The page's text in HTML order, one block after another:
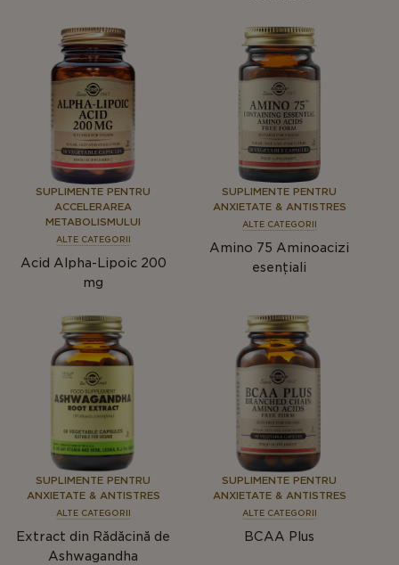
SUPLIMENTE PENTRU
ACCELERAREA
METABOLISMULUI
ALTE CATEGORII
Acid Alpha-Lipoic 200
mg
SUPLIMENTE PENTRU
ANXIETATE & ANTISTRES
ALTE CATEGORII
Amino 75 Aminoacizi
esențiali
SUPLIMENTE PENTRU
ANXIETATE & ANTISTRES
ALTE CATEGORII
Extract din Rădăcină de
Ashwagandha
SUPLIMENTE PENTRU
ANXIETATE & ANTISTRES
ALTE CATEGORII
BCAA Plus